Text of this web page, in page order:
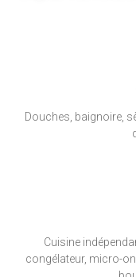
Douches, baignoire,
Cuisine
congélateur, micro-